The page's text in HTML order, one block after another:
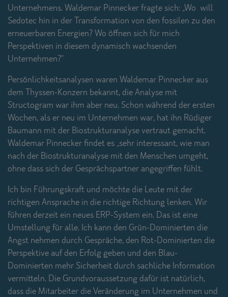
Unternehmens. Waldemar Pinnecker fragte sich: „Wo will
Sedotec hin in der Transformation von den fossilen zu den
erneuerbaren Energien? Wo öffnen sich für mich
Perspektiven in diesem dynamisch wachsenden
Unternehmen?“
Persönlichkeitsanalysen waren Waldemar Pinnecker aus
dem Thyssen-Konzern bekannt, die Analyse mit
Structogram war ihm aber neu. Schon während der ersten
Wochen, als er neu im Unternehmen war, hat ihn Rüdiger
Baumann mit der Biostrukturanalyse vertraut gemacht.
Waldemar Pinnecker findet es „sehr interessant, wie man
nach der Biostrukturanalyse mit den Menschen umgeht,
ohne dass sich der Gesprächspartner angegriffen fühlt.
Ich bin Führungskraft und möchte die Leute mit der
richtigen Ansprache in die richtige Richtung lenken. Wir
führen derzeit ein neues ERP-System ein. Das ist eine
Umstellung für alle. Ich kann den Grün-Dominierten die
Angst nehmen durch Gespräche, den Rot-Dominierten die
Perspektive auf den Erfolg geben und den Blau-
Dominierten mehr Sicherheit durch sachliche Information
vermitteln. Die Grundvoraussetzung dafür ist natürlich,
dass die Mitarbeiter die Veränderung im Unternehmen und